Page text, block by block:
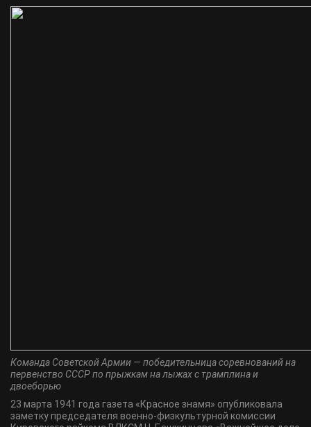
Команда Советской Армии — победительница соревнований на
первенство СССР по прыжкам на лыжах с трамплина и
двоеборью
23 марта 1941 года газета «Красное знамя» опубликовала
заметку председателя военно-физкультурной комиссии